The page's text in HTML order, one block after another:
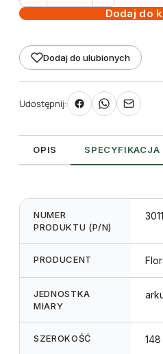
prezentacyjna
A5
148
x
210
Dodaj do
Dodaj do ulubionych
Udostępnij:
OPIS SPECYFIKACJA
NUMER
PRODUKTU (P/N)
3011
PRODUCENT
JEDNOSTKA
MIARY
SZEROKOŚĆ 148